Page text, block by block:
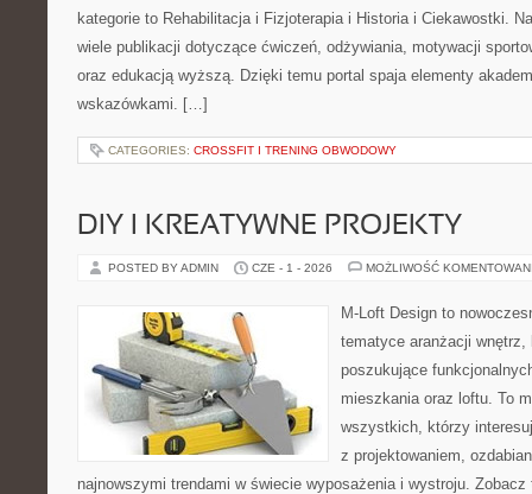
kategorie to Rehabilitacja i Fizjoterapia i Historia i Ciekawostki.
wiele publikacji dotyczące ćwiczeń, odżywiania, motywacji
oraz edukacją wyższą. Dzięki temu portal spaja elementy
wskazówkami. […]
CATEGORIES: CROSSFIT I TRENING OBWODOWY
DIY I KREATYWNE PROJEKTY
POSTED BY ADMIN CZE - 1 - 2026 MOŻLIWOŚĆ
M-Loft Design to
tematyce aranżacji
poszukujące
mieszkania oraz loftu. To
wszystkich, którzy
z projektowaniem,
najnowszymi trendami w świecie wyposażenia i wystroju. Zobacz